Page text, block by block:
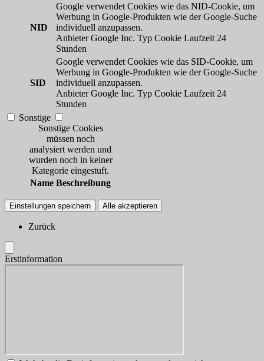
NID
Google verwendet Cookies wie das NID-Cookie, um
Werbung in Google-Produkten wie der Google-Suche
individuell anzupassen.
Anbieter Google Inc. Typ Cookie Laufzeit 24
Stunden
SID
Google verwendet Cookies wie das SID-Cookie, um
Werbung in Google-Produkten wie der Google-Suche
individuell anzupassen.
Anbieter Google Inc. Typ Cookie Laufzeit 24
Stunden
Sonstige
Sonstige Cookies
müssen noch
analysiert werden und
wurden noch in keiner
Kategorie eingestuft.
Name Beschreibung
Einstellungen speichern Alle akzeptieren
Zurück
Erstinformation